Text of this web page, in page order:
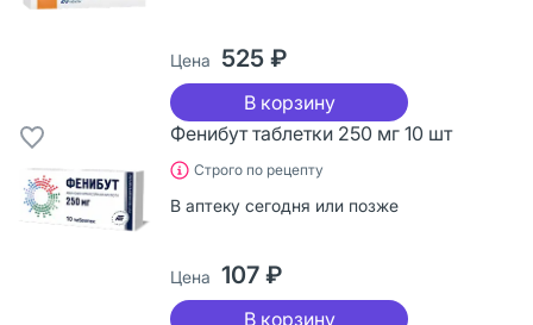
Цена 525 ₽
В корзину
Фенибут таблетки 250 мг 10 шт
Строго по рецепту
В аптеку сегодня или позже
Цена 107 ₽
В корзину